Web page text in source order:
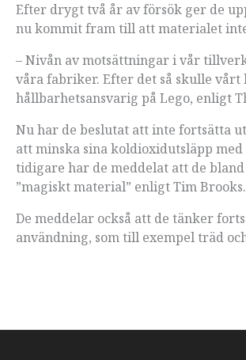
Efter drygt två år av försök ger de
nu kommit fram till att materialet
– Nivån av motsättningar i vår
våra fabriker. Efter det så skulle vårt
hållbarhetsansvarig på Lego, enligt
Nu har de beslutat att inte fortsätta
att minska sina koldioxidutsläpp
tidigare har de meddelat att de
”magiskt material” enligt Tim Brooks.
De meddelar också att de tänker
användning, som till exempel träd